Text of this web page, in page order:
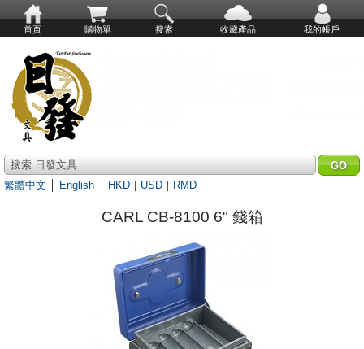
首頁 購物單 搜索 收藏產品 我的帳戶
搜索 日發文具
繁體中文
English HKD ｜ USD ｜ RMD
CARL CB-8100 6" 錢箱